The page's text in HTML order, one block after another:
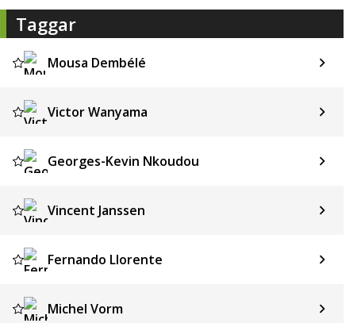
Taggar
Mousa Dembélé
Victor Wanyama
Georges-Kevin Nkoudou
Vincent Janssen
Fernando Llorente
Michel Vorm